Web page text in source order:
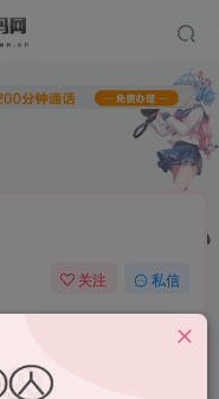
关注 私信